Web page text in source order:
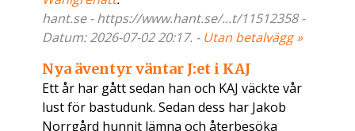
hant.se - https://www.hant.se/...t/11512358 -
Datum: 2026-07-02 20:17. - Utan betalvägg »
Nya äventyr väntar J:et i KAJ
Ett år har gått sedan han och KAJ väckte vår
lust för bastudunk. Sedan dess har Jakob
Norrgård hunnit lämna och återbesöka